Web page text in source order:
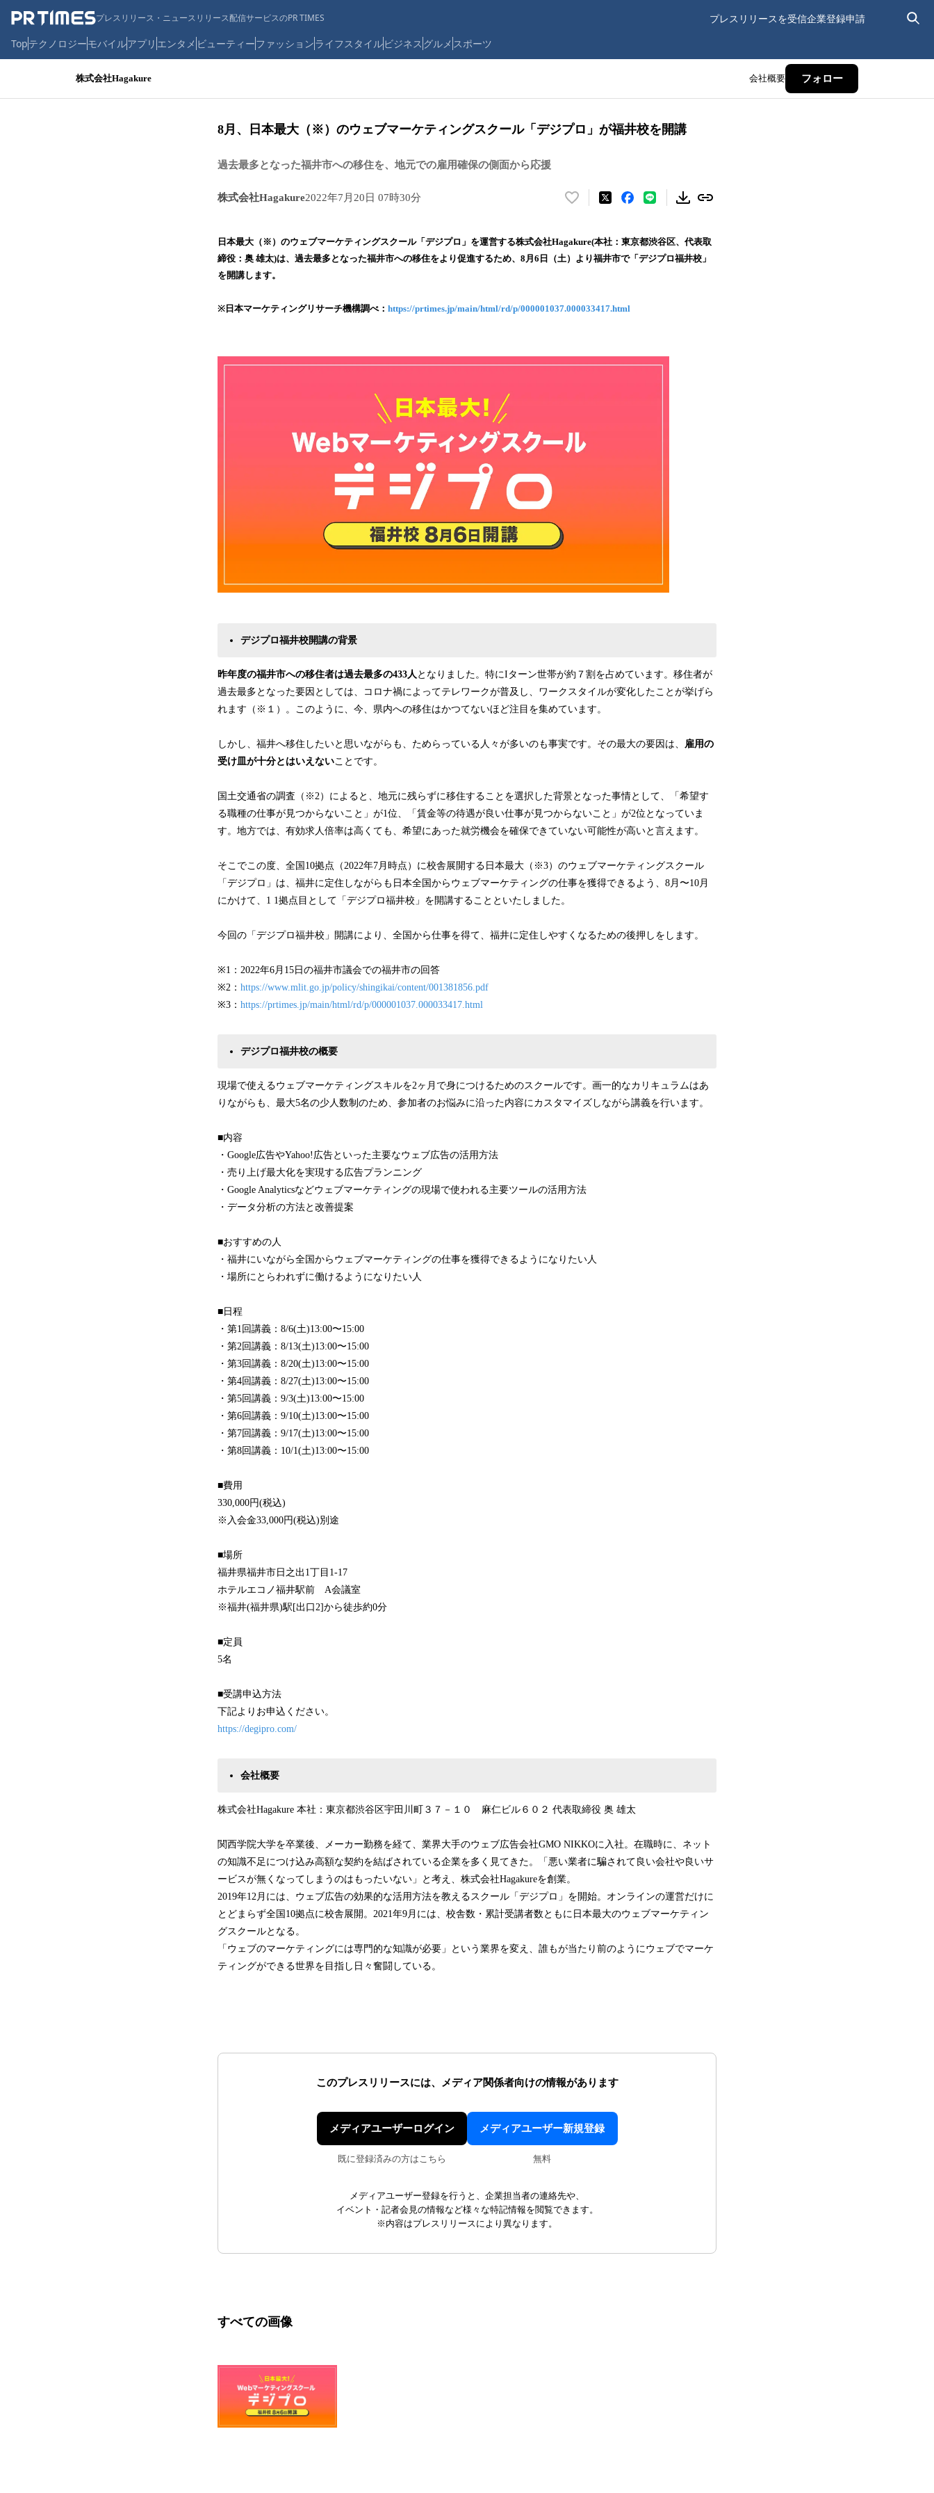
プレスリリース・ニュースリリース配信サービスのPR TIMES プレスリリースを受信企業登録申請
Topテクノロジーモバイルアプリ エンタメ ビューティーファッションライフスタイルビジネス グルメ スポーツ
株式会社Hagakure 会社概要 フォロー
8月、日本最大（※）のウェブマーケティングスクール「デジプロ」が福井校を開講
過去最多となった福井市への移住を、地元での雇用確保の側面から応援
株式会社Hagakure2022年7月20日 07時30分
い
！
数
み
で
日本最大（※）のウェブマーケティングスクール「デジプロ」を運営する株式会社Hagakure(本社：東京都渋谷区、代表取
締役：奥 雄太)は、過去最多となった福井市への移住をより促進するため、8⽉6⽇（土）より福井市で「デジプロ福井校」
を開講します。
※日本マーケティングリサーチ機構調べ： https://prtimes.jp/main/html/rd/p/000001037.000033417.html
デジプロ福井校開講の背景
昨年度の福井市への移住者は過去最多の433人 となりました。特にIターン世帯が約７割を占めています。移住者が
過去最多となった要因としては、コロナ禍によってテレワークが普及し、ワークスタイルが変化したことが挙げら
れます（※１）。このように、今、県内への移住はかつてないほど注目を集めています。
しかし、福井へ移住したいと思いながらも、ためらっている人々が多いのも事実です。その最⼤の要因は、 雇⽤の
受け⽫が⼗分とはいえないことです。
国⼟交通省の調査（※2）によると、地元に残らずに移住することを選択した背景となった事情として、「希望す
る職種の仕事が⾒つからないこと」が1位、「賃⾦等の待遇が良い仕事が⾒つからないこと」が2位となっていま
す。地⽅では、有効求⼈倍率は⾼くても、希望にあった就労機会を確保できていない可能性が⾼いと⾔えます。
そこでこの度、全国10拠点（2022年7⽉時点）に校舎展開する⽇本最⼤（※3）のウェブマーケティングスクール
「デジプロ」は、福井に定住しながらも⽇本全国からウェブマーケティングの仕事を獲得できるよう、8⽉〜10⽉
にかけて、1 1拠点⽬として「デジプロ福井校」を開講することといたしました。
今回の「デジプロ福井校」開講により、全国から仕事を得て、福井に定住しやすくなるための後押しをします。
※1：2022年6月15日の福井市議会での福井市の回答
※2： https://www.mlit.go.jp/policy/shingikai/content/001381856.pdf
※3： https://prtimes.jp/main/html/rd/p/000001037.000033417.html
デジプロ福井校の概要
現場で使えるウェブマーケティングスキルを2ヶ月で身につけるためのスクールです。画一的なカリキュラムはあ
りながらも、最大5名の少人数制のため、参加者のお悩みに沿った内容にカスタマイズしながら講義を行います。
■内容
・Google広告やYahoo!広告といった主要なウェブ広告の活用方法
・売り上げ最大化を実現する広告プランニング
・Google Analyticsなどウェブマーケティングの現場で使われる主要ツールの活用方法
・データ分析の方法と改善提案
■おすすめの人
・福井にいながら全国からウェブマーケティングの仕事を獲得できるようになりたい人
・場所にとらわれずに働けるようになりたい人
■日程
・第1回講義：8/6(土)13:00〜15:00
・第2回講義：8/13(土)13:00〜15:00
・第3回講義：8/20(土)13:00〜15:00
・第4回講義：8/27(土)13:00〜15:00
・第5回講義：9/3(土)13:00〜15:00
・第6回講義：9/10(土)13:00〜15:00
・第7回講義：9/17(土)13:00〜15:00
・第8回講義：10/1(土)13:00〜15:00
■費用
330,000円(税込)
※入会金33,000円(税込)別途
■場所
福井県福井市日之出1丁目1-17
ホテルエコノ福井駅前 A会議室
※福井(福井県)駅[出口2]から徒歩約0分
■定員
5名
■受講申込方法
下記よりお申込ください。
https://degipro.com/
会社概要
株式会社Hagakure 本社：東京都渋谷区宇田川町３７－１０ 麻仁ビル６０２ 代表取締役 奥 雄太
関西学院大学を卒業後、メーカー勤務を経て、業界大手のウェブ広告会社GMO NIKKOに入社。在職時に、ネット
の知識不足につけ込み高額な契約を結ばされている企業を多く見てきた。「悪い業者に騙されて良い会社や良いサ
ービスが無くなってしまうのはもったいない」と考え、株式会社Hagakureを創業。
2019年12月には、ウェブ広告の効果的な活用方法を教えるスクール「デジプロ」を開始。オンラインの運営だけに
とどまらず全国10拠点に校舎展開。2021年9月には、校舎数・累計受講者数ともに日本最大のウェブマーケティン
グスクールとなる。
「ウェブのマーケティングには専門的な知識が必要」という業界を変え、誰もが当たり前のようにウェブでマーケ
ティングができる世界を目指し日々奮闘している。
このプレスリリースには、 メディア関係者向けの情報があります
メディアユーザーログイン
既に登録済みの方はこちら
メディアユーザー新規登録
無料
メディアユーザー登録を行うと、企業担当者の連絡先や、
イベント・記者会見の情報など様々な特記情報を閲覧できます。
※内容はプレスリリースにより異なります。
すべての画像